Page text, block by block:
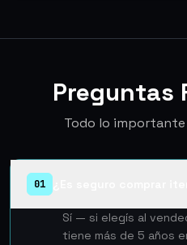
Preguntas
Todo lo
01
Sí — si elegís al
tiene más de 5 años